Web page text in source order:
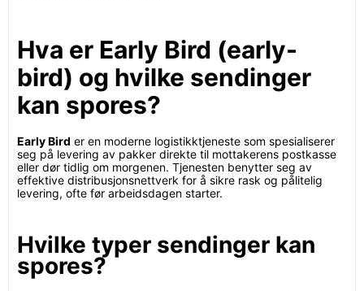
Hva er Early Bird (early-
bird) og hvilke sendinger
kan spores?
Early Bird er en moderne logistikktjeneste som spesialiserer
seg på levering av pakker direkte til mottakerens postkasse
eller dør tidlig om morgenen. Tjenesten benytter seg av
effektive distribusjonsnettverk for å sikre rask og pålitelig
levering, ofte før arbeidsdagen starter.
Hvilke typer sendinger kan
spores?